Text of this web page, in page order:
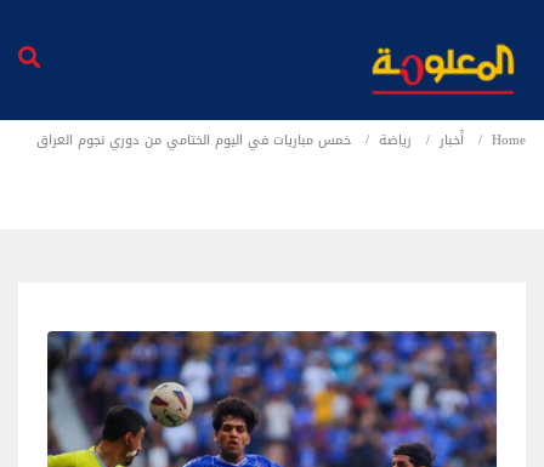
Home أخبار رياضة خمس مباريات في اليوم الختامي من دوري نجوم العراق